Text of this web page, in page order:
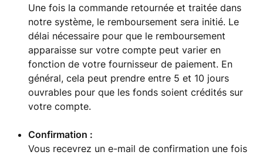
Une fois la commande retournée et traitée dans
notre système, le remboursement sera initié. Le
délai nécessaire pour que le remboursement
apparaisse sur votre compte peut varier en
fonction de votre fournisseur de paiement. En
général, cela peut prendre entre 5 et 10 jours
ouvrables pour que les fonds soient crédités sur
votre compte.
Confirmation :
Vous recevrez un e-mail de confirmation une fois